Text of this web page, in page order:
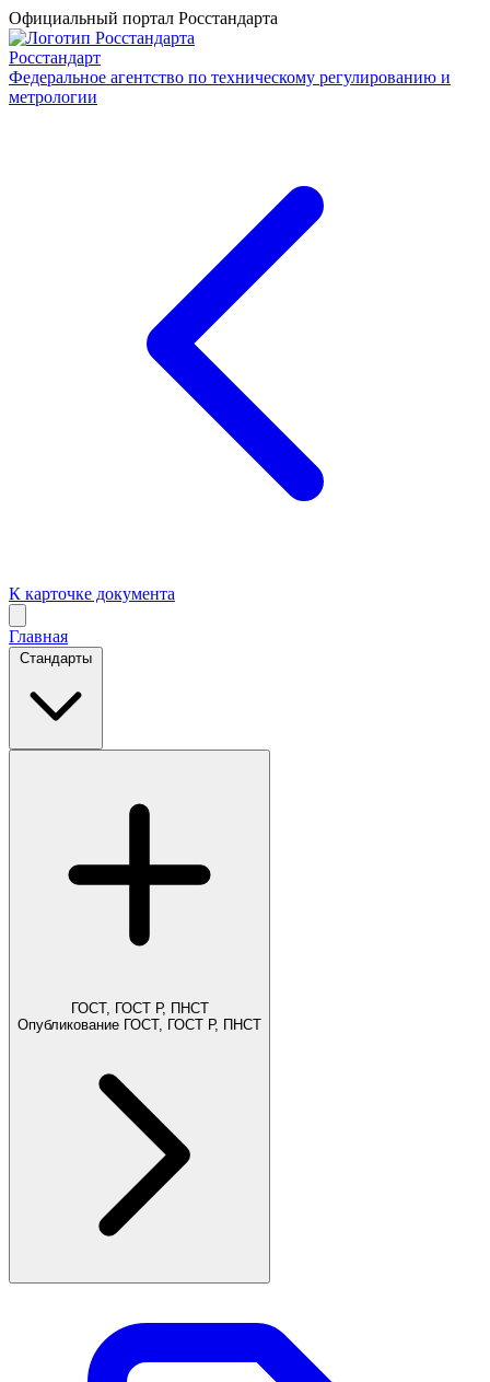
Официальный портал Росстандарта
Росстандарт
Федеральное агентство по техническому регулированию и
метрологии
К карточке документа
Главная
Стандарты
ГОСТ, ГОСТ Р, ПНСТ
Опубликование ГОСТ, ГОСТ Р, ПНСТ